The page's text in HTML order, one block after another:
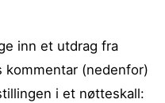
inn et utdrag fra
kommentar (nedenfor)
i et nøtteskall: